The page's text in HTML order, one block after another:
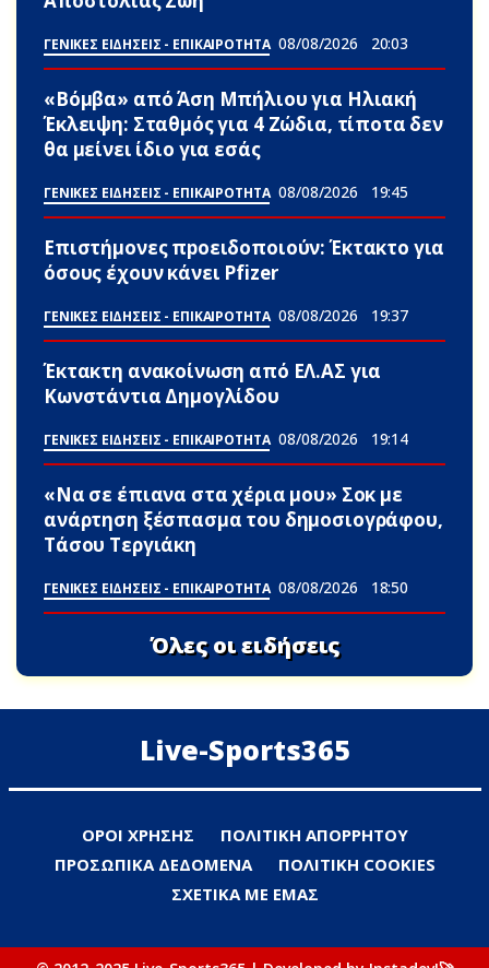
ΓΕΝΙΚΕΣ ΕΙΔΗΣΕΙΣ - ΕΠΙΚΑΙΡΟΤΗΤΑ 08/08/2026 20:03
«Βόμβα» από Άση Μπήλιου για Ηλιακή
Έκλειψη: Σταθμός για 4 Zώδια, τίποτα δεν
θα μείνει ίδιο για εσάς
ΓΕΝΙΚΕΣ ΕΙΔΗΣΕΙΣ - ΕΠΙΚΑΙΡΟΤΗΤΑ 08/08/2026 19:45
Επιστήμονες πpοειδοποιούν: Έκτακτο για
όσους έχουν κάνει Pfizer
ΓΕΝΙΚΕΣ ΕΙΔΗΣΕΙΣ - ΕΠΙΚΑΙΡΟΤΗΤΑ 08/08/2026 19:37
Έκτακτη ανακοίνωση από ΕΛ.ΑΣ για
Κωνστάντια Δημογλίδου
ΓΕΝΙΚΕΣ ΕΙΔΗΣΕΙΣ - ΕΠΙΚΑΙΡΟΤΗΤΑ 08/08/2026 19:14
«Να σε έπιανα στα χέρια μου» Σoκ με
ανάρτηση ξέσπασμα του δημοσιογράφου,
Τάσου Τεργιάκη
ΓΕΝΙΚΕΣ ΕΙΔΗΣΕΙΣ - ΕΠΙΚΑΙΡΟΤΗΤΑ 08/08/2026 18:50
Όλες οι ειδήσεις
Live-Sports365
ΟΡΟΙ ΧΡΗΣΗΣ
ΠΟΛΙΤΙΚΗ ΑΠΟΡΡΗΤΟΥ
ΠΡΟΣΩΠΙΚΑ ΔΕΔΟΜΕΝΑ
ΠΟΛΙΤΙΚΗ COOKIES
ΣΧΕΤΙΚΑ ΜΕ ΕΜΑΣ